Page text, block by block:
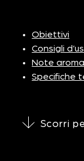
Obiettivi
Consigli
Note
Specifiche
Scorri